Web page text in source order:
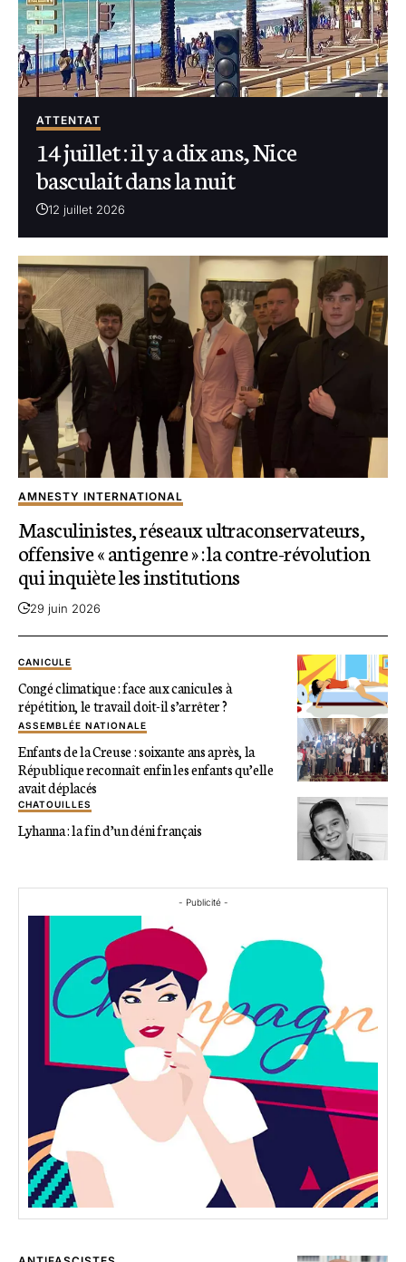
ATTENTAT
14 juillet : il y a dix ans, Nice
basculait dans la nuit
12 juillet 2026
AMNESTY INTERNATIONAL
Masculinistes, réseaux ultraconservateurs,
offensive « antigenre » : la contre-révolution
qui inquiète les institutions
29 juin 2026
CANICULE
Congé climatique : face aux canicules à
répétition, le travail doit-il s’arrêter ?
ASSEMBLÉE NATIONALE
Enfants de la Creuse : soixante ans après, la
République reconnaît enfin les enfants qu’elle
avait déplacés
CHATOUILLES
Lyhanna : la fin d’un déni français
- Publicité -